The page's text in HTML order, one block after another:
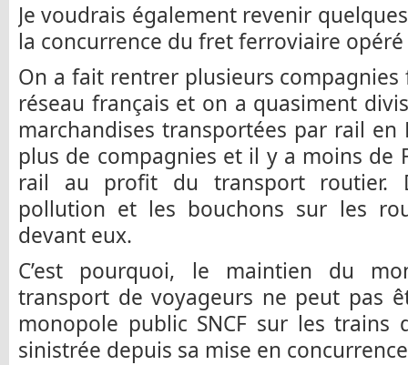
Je voudrais également revenir
la concurrence du fret ferroviaire opéré
On a fait rentrer plusieurs
réseau français et on a quasiment
marchandises transportées par rail en
plus de compagnies et il y a moins de
rail au profit du transport routier.
pollution et les bouchons sur les
devant eux.
C’est pourquoi, le maintien du
transport de voyageurs ne peut pas
monopole public SNCF sur les trains
sinistrée depuis sa mise en